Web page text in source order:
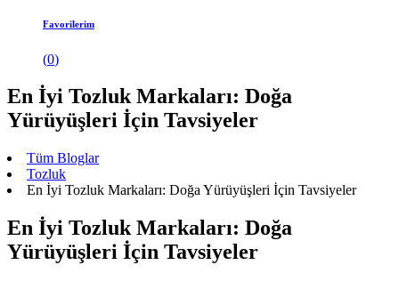
Favorilerim
(0)
En İyi Tozluk Markaları: Doğa
Yürüyüşleri İçin Tavsiyeler
Tüm Bloglar
Tozluk
En İyi Tozluk Markaları: Doğa Yürüyüşleri İçin Tavsiyeler
En İyi Tozluk Markaları: Doğa
Yürüyüşleri İçin Tavsiyeler